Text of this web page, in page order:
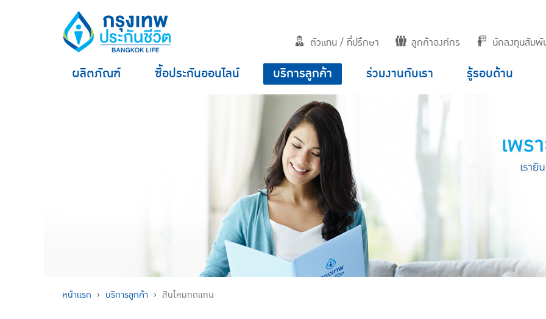
ตัวแทน / ที่ปรึกษา ลูกค้าองค์กร นักลงทุนสัมพั
ผลิตภัณฑ์ ซื้อประกันออนไลน์ บริการลูกค้า ร่วมงานกับเรา รู้รอบด้าน
หน้าแรก บริการลูกค้า สินไหมทดแทน